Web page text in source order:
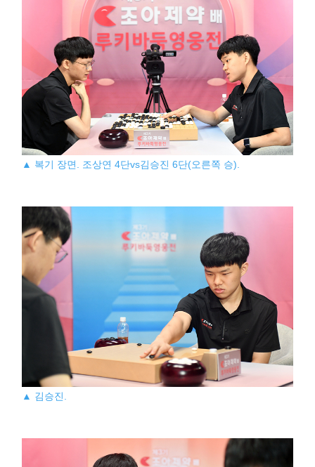
▲ 복기 장면. 조상연 4단vs김승진 6단(오른쪽 승).
▲ 김승진.